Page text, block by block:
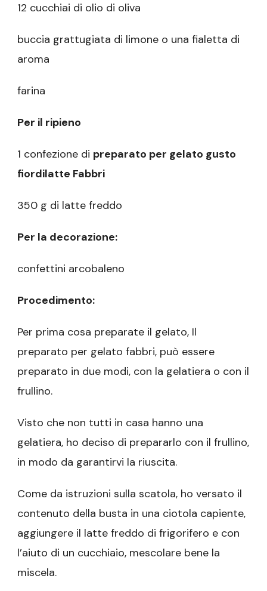
12 cucchiai di olio di oliva
buccia grattugiata di limone o una fialetta di
aroma
farina
Per il ripieno
1 confezione di preparato per gelato gusto
fiordilatte Fabbri
350 g di latte freddo
Per la decorazione:
confettini arcobaleno
Procedimento:
Per prima cosa preparate il gelato, Il
preparato per gelato fabbri, può essere
preparato in due modi, con la gelatiera o con il
frullino.
Visto che non tutti in casa hanno una
gelatiera, ho deciso di prepararlo con il frullino,
in modo da garantirvi la riuscita.
Come da istruzioni sulla scatola, ho versato il
contenuto della busta in una ciotola capiente,
aggiungere il latte freddo di frigorifero e con
l’aiuto di un cucchiaio, mescolare bene la
miscela.